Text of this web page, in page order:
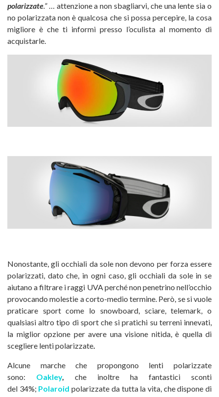
polarizzate.”… attenzione a non sbagliarvi, che una lente sia o
no polarizzata non è qualcosa che si possa percepire, la cosa
migliore è che ti informi presso l’oculista al momento di
acquistarle.
Nonostante, gli occhiali da sole non devono per forza essere
polarizzati, dato che, in ogni caso, gli occhiali da sole in se
aiutano a filtrare i raggi UVA perché non penetrino nell’occhio
provocando molestie a corto-medio termine. Però, se si vuole
praticare sport come lo snowboard, sciare, telemark, o
qualsiasi altro tipo di sport che si pratichi su terreni innevati,
la miglior opzione per avere una visione nitida, è quella di
scegliere lenti polarizzate.
Alcune marche che propongono lenti polarizzate
sono: Oakley, che inoltre ha fantastici sconti
del 34%; Polaroid polarizzate da tutta la vita, che dispone di